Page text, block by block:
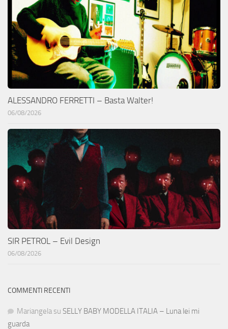
ALESSANDRO FERRETTI – Basta Walter!
06/08/2026
SIR PETROL – Evil Design
06/08/2026
COMMENTI RECENTI
Mariangela su SELLY BABY MODELLA ITALIA – Luna lei mi
guarda